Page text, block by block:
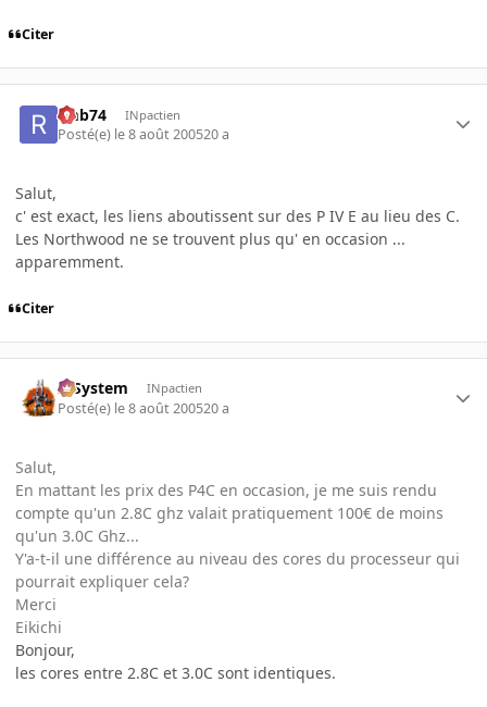
Citer
rmb74 INpactien
Posté(e) le 8 août 200520 a
Salut,
c' est exact, les liens aboutissent sur des P IV E au lieu des C.
Les Northwood ne se trouvent plus qu' en occasion ...
apparemment.
Citer
X-System INpactien
Posté(e) le 8 août 200520 a
Salut,
En mattant les prix des P4C en occasion, je me suis rendu
compte qu'un 2.8C ghz valait pratiquement 100€ de moins
qu'un 3.0C Ghz...
Y'a-t-il une différence au niveau des cores du processeur qui
pourrait expliquer cela?
Merci
Eikichi
Bonjour,
les cores entre 2.8C et 3.0C sont identiques.